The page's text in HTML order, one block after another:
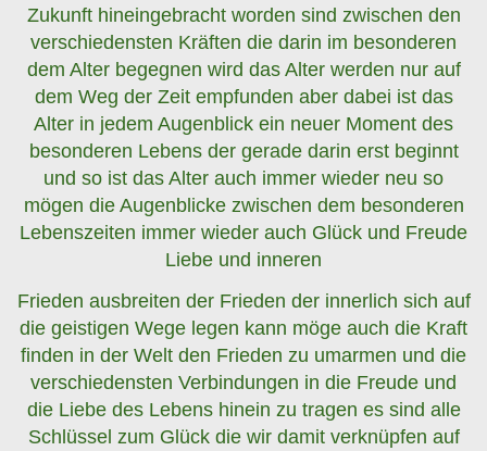
Zukunft hineingebracht worden sind zwischen den
verschiedensten Kräften die darin im besonderen
dem Alter begegnen wird das Alter werden nur auf
dem Weg der Zeit empfunden aber dabei ist das
Alter in jedem Augenblick ein neuer Moment des
besonderen Lebens der gerade darin erst beginnt
und so ist das Alter auch immer wieder neu so
mögen die Augenblicke zwischen dem besonderen
Lebenszeiten immer wieder auch Glück und Freude
Liebe und inneren
Frieden ausbreiten der Frieden der innerlich sich auf
die geistigen Wege legen kann möge auch die Kraft
finden in der Welt den Frieden zu umarmen und die
verschiedensten Verbindungen in die Freude und
die Liebe des Lebens hinein zu tragen es sind alle
Schlüssel zum Glück die wir damit verknüpfen auf